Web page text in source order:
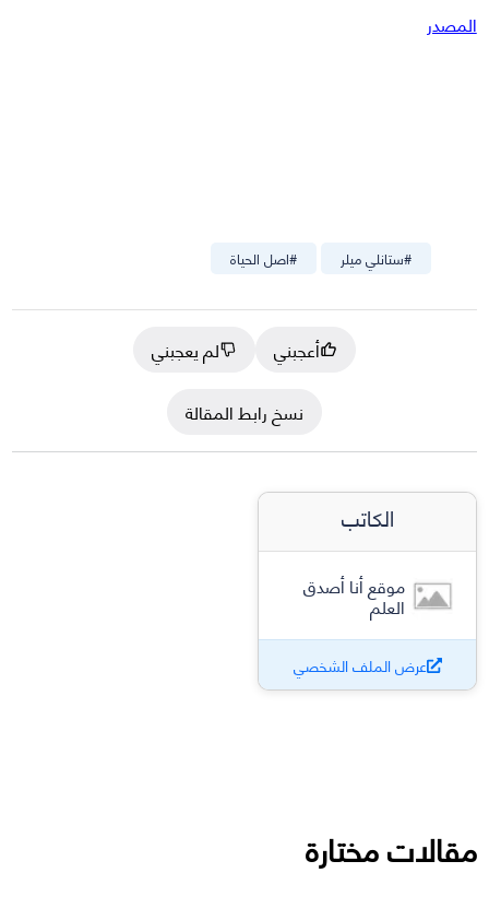
المصدر
#اصل الحياة #ستانلي ميلر
أعجبني
لم يعجبني
نسخ رابط المقالة
الكاتب
موقع أنا أصدق
العلم
عرض الملف الشخصي
مقالات مختارة